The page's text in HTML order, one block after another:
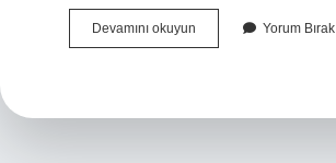
Devamını okuyun
Anlam
Yorum Bırak